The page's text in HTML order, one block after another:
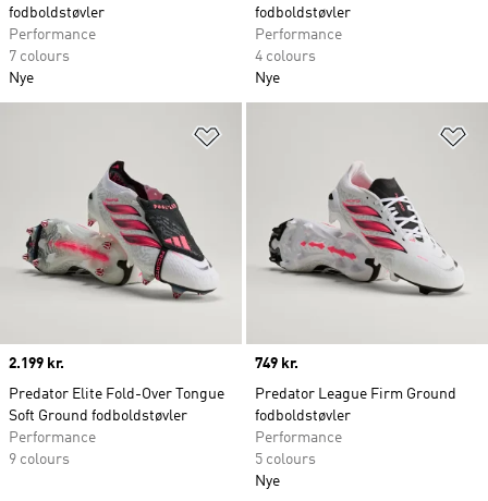
fodboldstøvler
Performance
7 colours
Nye
fodboldstøvler
Performance
4 colours
Nye
Price
2.199 kr.
Predator Elite Fold-Over Tongue
Soft Ground fodboldstøvler
Performance
9 colours
Price
749 kr.
Predator League Firm Ground
fodboldstøvler
Performance
5 colours
Nye